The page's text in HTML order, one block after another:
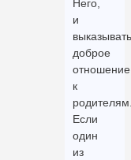
Него,
и
выказывать
доброе
отношение
к
Если
один
из